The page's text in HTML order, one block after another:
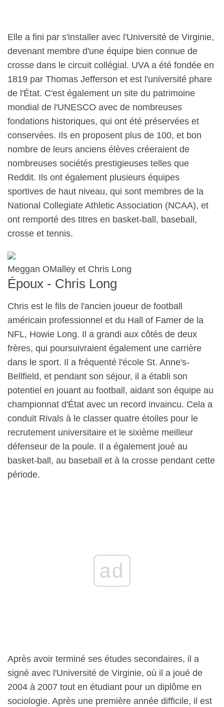
Elle a fini par s'installer avec l'Université de Virginie,
devenant membre d'une équipe bien connue de
crosse dans le circuit collégial. UVA a été fondée en
1819 par Thomas Jefferson et est l'université phare
de l'État. C'est également un site du patrimoine
mondial de l'UNESCO avec de nombreuses
fondations historiques, qui ont été préservées et
conservées. Ils en proposent plus de 100, et bon
nombre de leurs anciens élèves créeraient de
nombreuses sociétés prestigieuses telles que
Reddit. Ils ont également plusieurs équipes
sportives de haut niveau, qui sont membres de la
National Collegiate Athletic Association (NCAA), et
ont remporté des titres en basket-ball, baseball,
crosse et tennis.
Meggan OMalley et Chris Long
Époux - Chris Long
Chris est le fils de l'ancien joueur de football
américain professionnel et du Hall of Famer de la
NFL, Howie Long. Il a grandi aux côtés de deux
frères, qui poursuivraient également une carrière
dans le sport. Il a fréquenté l'école St. Anne's-
Bellfield, et pendant son séjour, il a établi son
potentiel en jouant au football, aidant son équipe au
championnat d'État avec un record invaincu. Cela a
conduit Rivals à le classer quatre étoiles pour le
recrutement universitaire et le sixième meilleur
défenseur de la poule. Il a également joué au
basket-ball, au baseball et à la crosse pendant cette
période.
ad
Après avoir terminé ses études secondaires, il a
signé avec l'Université de Virginie, où il a joué de
2004 à 2007 tout en étudiant pour un diplôme en
sociologie. Après une première année difficile, il est